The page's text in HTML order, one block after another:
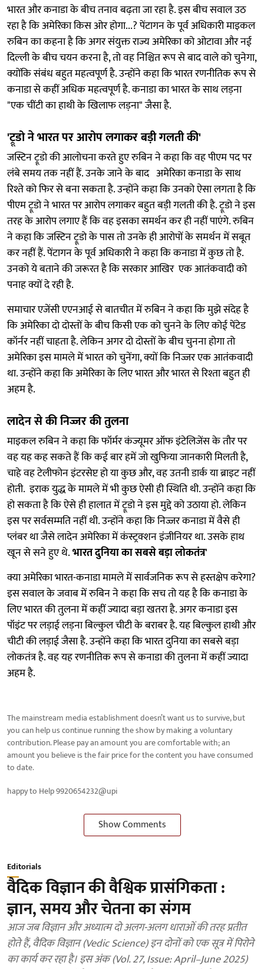
भारत और कनाडा के बीच तनाव बढ़ता जा रहा है. इस बीच सवाल उठ
रहा है कि अमेरिका किस ओर होगा...? पेंटागन के पूर्व अधिकारी माइकल
रुबिन का कहना है कि अगर संयुक्त राज्य अमेरिका को ओटावा और नई
दिल्ली के बीच चयन करना है, तो वह निश्चित रूप से बाद वाले को चुनेगा,
क्योंकि संबंध बहुत महत्वपूर्ण है. उन्होंने कहा कि भारत रणनीतिक रूप से
कनाडा से कहीं अधिक महत्वपूर्ण है. कनाडा का भारत के साथ लड़ना
"एक चींटी का हाथी के खिलाफ लड़ना" जैसा है.
'ट्रूडो ने भारत पर आरोप लगाकर बड़ी गलती की'
जस्टिन ट्रूडो की आलोचना करते हुए रुबिन ने कहा कि वह पीएम पद पर
लंबे समय तक नहीं हैं. उनके जाने के बाद अमेरिका कनाडा के साथ
रिश्ते को फिर से बना सकता है. उन्होंने कहा कि उनको ऐसा लगता है कि
पीएम ट्रूडो ने भारत पर आरोप लगाकर बहुत बड़ी गलती की है. ट्रूडो ने इस
तरह के आरोप लगाए हैं कि वह इसका समर्थन कर ही नहीं पाएंगे. रुबिन
ने कहा कि जस्टिन ट्रूडो के पास तो उनके ही आरोपों के समर्थन में सबूत
कर नहीं हैं. पेंटागन के पूर्व अधिकारी ने कहा कि कनाडा में कुछ तो है.
उनको ये बताने की जरूरत है कि सरकार आखिर एक आतंकवादी को
पनाह क्यों दे रही है.
समाचार एजेंसी एएनआई से बातचीत में रुबिन ने कहा कि मुझे संदेह है
कि अमेरिका दो दोस्तों के बीच किसी एक को चुनने के लिए कोई पेंटेड
कॉर्नर नहीं चाहता है. लेकिन अगर दो दोस्तों के बीच चुनना होगा तो
अमेरिका इस मामले में भारत को चुनेंगा, क्यों कि निज्जर एक आतंकवादी
था. उन्होंने कहा कि अमेरिका के लिए भारत और भारत से रिश्ता बहुत ही
अहम है.
लादेन से की निज्जर की तुलना
माइकल रुबिन ने कहा कि फॉर्मर कंज्यूमर ऑफ इंटेलिजेंस के तौर पर
वह यह कह सकते हैं कि कई बार हमें जो खुफिया जानकारी मिलती है,
चाहे वह टेलीफोन इंटरसेप्ट हो या कुछ और, वह उतनी डार्क या ब्राइट नहीं
होती. इराक युद्ध के मामले में भी कुछ ऐसी ही स्थिति थी. उन्होंने कहा कि
हो सकता है कि ऐसे ही हालात में ट्रूडो ने इस मुद्दे को उठाया हो. लेकिन
इस पर सर्वसम्मति नहीं थी. उन्होंने कहा कि निज्जर कनाडा में वैसे ही
प्लंबर था जैसे लादेन अमेरिका में कंस्ट्रक्शन इंजीनियर था. उसके हाथ
खून से सने हुए थे.भारत दुनिया का सबसे बड़ा लोकतंत्र'
क्या अमेरिका भारत-कनाडा मामले में सार्वजनिक रूप से हस्तक्षेप करेगा?
इस सवाल के जवाब में रुबिन ने कहा कि सच तो यह है कि कनाडा के
लिए भारत की तुलना में कहीं ज्यादा बड़ा खतरा है. अगर कनाडा इस
पॉइंट पर लड़ाई लड़ना बिल्कुल चीटी के बराबर है. यह बिल्कुल हाथी और
चीटी की लड़ाई जैसा है. उन्होंने कहा कि भारत दुनिया का सबसे बड़ा
लोकतंत्र है. वह यह रणनीतिक रूप से कनाडा की तुलना में कहीं ज्यादा
अहम है.
The mainstream media establishment doesn’t want us to survive, but
you can help us continue running the show by making a voluntary
contribution. Please pay an amount you are comfortable with; an
amount you believe is the fair price for the content you have consumed
to date.
happy to Help 9920654232@upi
Show Comments
Editorials
वैदिक विज्ञान की वैश्विक प्रासंगिकता :
ज्ञान, समय और चेतना का संगम
आज जब विज्ञान और अध्यात्म दो अलग-अलग धाराओं की तरह प्रतीत
होते हैं, वैदिक विज्ञान (Vedic Science) इन दोनों को एक सूत्र में पिरोने
का कार्य कर रहा है। इस अंक (Vol. 27, Issue: April–June 2025)